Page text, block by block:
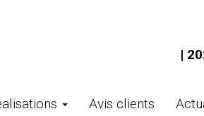
|
Avis clients